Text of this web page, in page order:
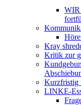
WIR
Kray
Kritik zur
Kurzfristig
LINKE-